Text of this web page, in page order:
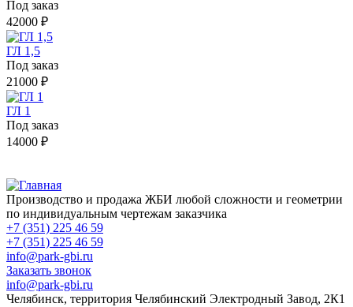
Под заказ
42000 ₽
ГЛ 1,5
Под заказ
21000 ₽
ГЛ 1
Под заказ
14000 ₽
Производство и продажа ЖБИ любой сложности и геометрии
по индивидуальным чертежам заказчика
+7 (351) 225 46 59
+7 (351) 225 46 59
info@park-gbi.ru
Заказать звонок
info@park-gbi.ru
Челябинск, территория Челябинский Электродный Завод, 2К1